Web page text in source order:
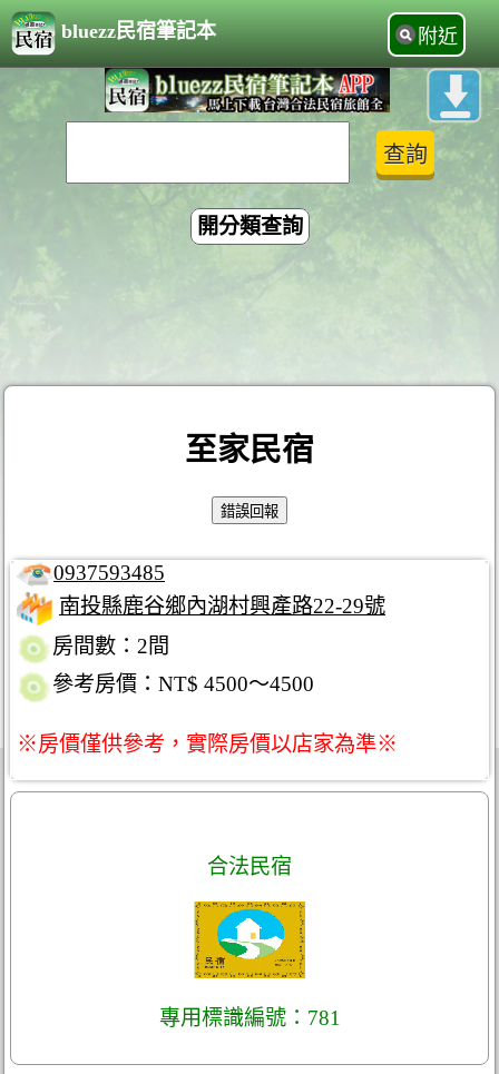
bluezz民宿筆記本 附近
開分類查詢
至家民宿
0937593485
南投縣鹿谷鄉內湖村興產路22-29號
房間數：2間
參考房價：NT$ 4500～4500
※房價僅供參考，實際房價以店家為準※
合法民宿
專用標識編號：781